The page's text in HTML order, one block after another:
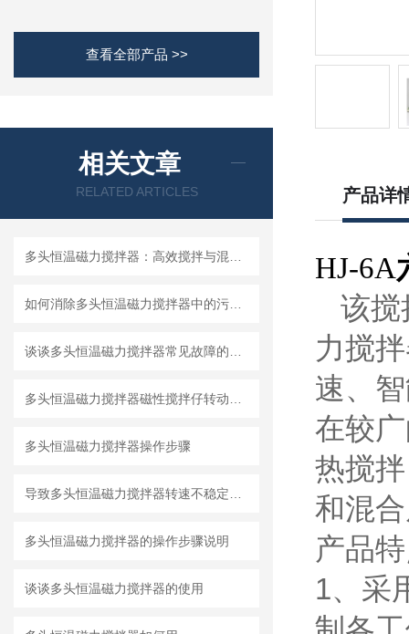
查看全部产品 >>
相关文章
RELATED ARTICLES
多头恒温磁力搅拌器操作步骤
多头恒温磁力搅拌器的操作步骤说明
谈谈多头恒温磁力搅拌器的使用
产品详
HJ-6A
该搅
力搅
速、
在较
热搅
和混
产品
1、采